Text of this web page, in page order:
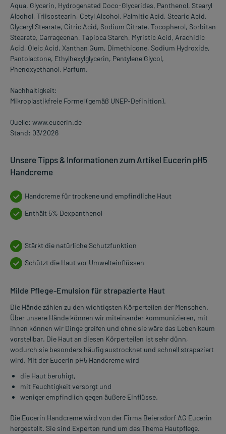
Aqua, Glycerin, Hydrogenated Coco-Glycerides, Panthenol, Stearyl
Alcohol, Triisostearin, Cetyl Alcohol, Palmitic Acid, Stearic Acid,
Glyceryl Stearate, Citric Acid, Sodium Citrate, Tocopherol, Sorbitan
Stearate, Carrageenan, Tapioca Starch, Myristic Acid, Arachidic
Acid, Oleic Acid, Xanthan Gum, Dimethicone, Sodium Hydroxide,
Pantolactone, Ethylhexylglycerin, Pentylene Glycol,
Phenoxyethanol, Parfum.
Nachhaltigkeit:
Mikroplastikfreie Formel (gemäß UNEP-Definition).
Quelle: www.eucerin.de
Stand: 03/2026
Unsere Tipps & Informationen zum Artikel Eucerin pH5
Handcreme
Handcreme für trockene und empfindliche Haut
Enthält 5% Dexpanthenol
Stärkt die natürliche Schutzfunktion
Schützt die Haut vor Umwelteinflüssen
Milde Pflege-Emulsion für strapazierte Haut
Die Hände zählen zu den wichtigsten Körperteilen der Menschen.
Über unsere Hände können wir miteinander kommunizieren, mit
ihnen können wir Dinge greifen und ohne sie wäre das Leben kaum
vorstellbar. Die Haut an diesen Körperteilen ist sehr dünn,
wodurch sie besonders häufig austrocknet und schnell strapaziert
wird. Mit der Eucerin pH5 Handcreme wird
die Haut beruhigt,
mit Feuchtigkeit versorgt und
weniger empfindlich gegen äußere Einflüsse.
Die Eucerin Handcreme wird von der Firma Beiersdorf AG Eucerin
hergestellt. Sie sind Experten rund um das Thema Hautpflege.